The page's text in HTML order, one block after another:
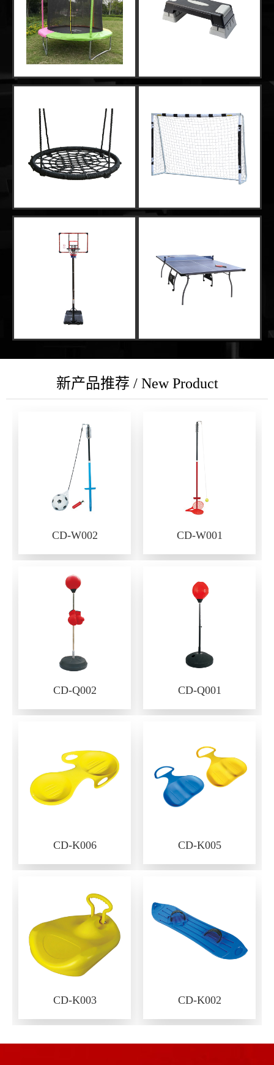
新产品推荐 / New Product
CD-W002 CD-W001
CD-Q002 CD-Q001
CD-K006 CD-K005
CD-K003 CD-K002